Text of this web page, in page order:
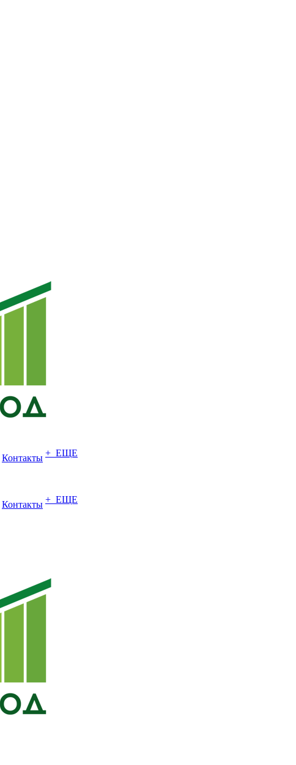
Контакты + ЕЩЕ
Контакты + ЕЩЕ